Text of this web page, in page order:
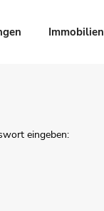
Immobilien
eingeben: